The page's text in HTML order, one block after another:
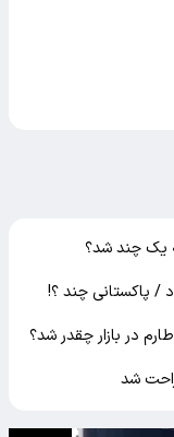
در بازار چقدر شد؟
شد